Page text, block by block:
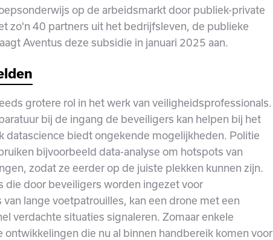
op de arbeidsmarkt door publiek-private
zo'n 40 partners uit het bedrijfsleven, de publieke
Aventus deze subsidie in januari 2025 aan.
grotere rol in het werk van veiligheidsprofessionals.
bij de ingang de beveiligers kan helpen bij het
datascience biedt ongekende mogelijkheden. Politie
bijvoorbeeld data-analyse om hotspots van
zodat ze eerder op de juiste plekken kunnen zijn.
die door beveiligers worden ingezet voor
lange voetpatrouilles, kan een drone met een
verdachte situaties signaleren. Zomaar enkele
ontwikkelingen die nu al binnen handbereik komen voor